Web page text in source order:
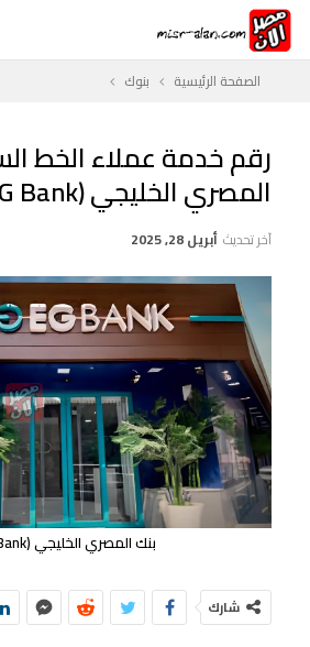
الصفحة الرئيسية بنوك
رقم خدمة عملاء الخط
المصري الخليجي (EG Bank)
آخر تحديث أبريل 28, 2025
بنك المصري الخليجي (EG Bank)
شارك